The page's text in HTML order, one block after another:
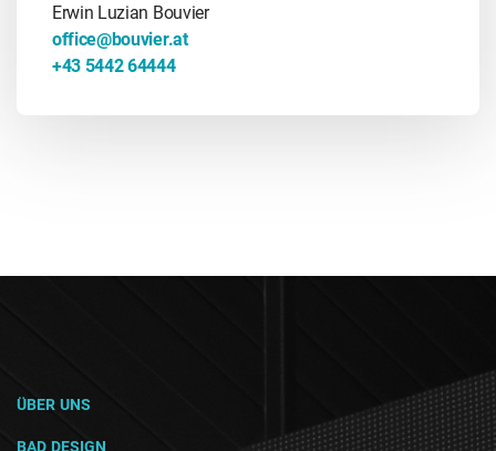
Erwin Luzian Bouvier
office@bouvier.at
+43 5442 64444
ÜBER UNS
BAD DESIGN